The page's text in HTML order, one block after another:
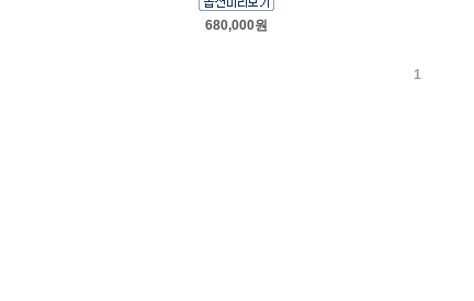
680,000원
1